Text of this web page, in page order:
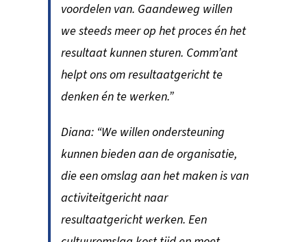
voordelen van. Gaandeweg willen
we steeds meer op het proces én het
resultaat kunnen sturen. Comm’ant
helpt ons om resultaatgericht te
denken én te werken.”
Diana: “We willen ondersteuning
kunnen bieden aan de organisatie,
die een omslag aan het maken is van
activiteitgericht naar
resultaatgericht werken. Een